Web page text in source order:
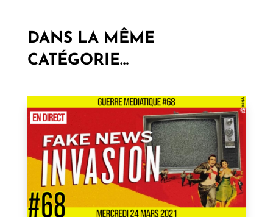
DANS LA MÊME
CATÉGORIE…